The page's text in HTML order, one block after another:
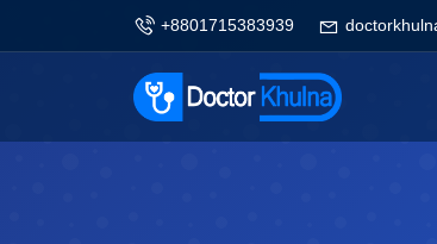
+8801715383939